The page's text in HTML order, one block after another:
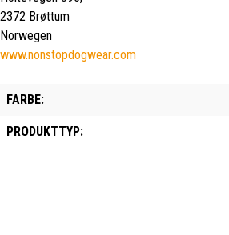
2372 Brøttum
Norwegen
www.nonstopdogwear.com
FARBE:
PRODUKTTYP: